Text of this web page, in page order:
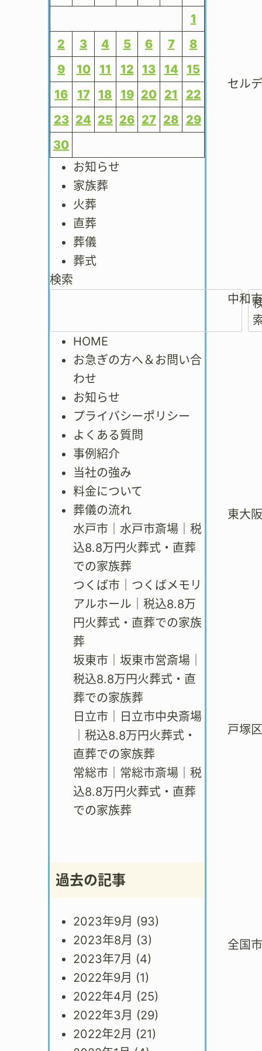
1
2
3 4 5 6 7
8
9
10 11 12 13 14
15
16
17 18 19 20 21
22
23 24 25 26 27 28 29
30
お知らせ
家族葬
火葬
直葬
葬儀
葬式
検索
HOME
お急ぎの方へ＆お問い合
わせ
お知らせ
プライバシーポリシー
よくある質問
事例紹介
当社の強み
料金について
葬儀の流れ
水戸市｜水戸市斎場｜税
込8.8万円火葬式・直葬
での家族葬
つくば市｜つくばメモリ
アルホール｜税込8.8万
円火葬式・直葬での家族
葬
坂東市｜坂東市営斎場｜
税込8.8万円火葬式・直
葬での家族葬
日立市｜日立市中央斎場
｜税込8.8万円火葬式・
直葬での家族葬
常総市｜常総市斎場｜税
込8.8万円火葬式・直葬
での家族葬
過去の記事
2023年9月 (93)
2023年8月 (3)
2023年7月 (4)
2022年9月 (1)
2022年4月 (25)
2022年3月 (29)
2022年2月 (21)
セル
中和
東大
戸塚
全国